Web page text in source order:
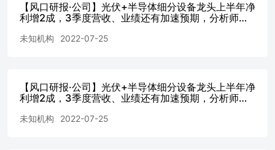
【风口研报·公司】光伏+半导体细分设备龙头上半年净
利增2成，3季度营收、业绩还有加速预期，分析师预
未知机构 2022-07-25
【风口研报·公司】光伏+半导体细分设备龙头上半年净
利增2成，3季度营收、业绩还有加速预期，分析师预
未知机构 2022-07-25